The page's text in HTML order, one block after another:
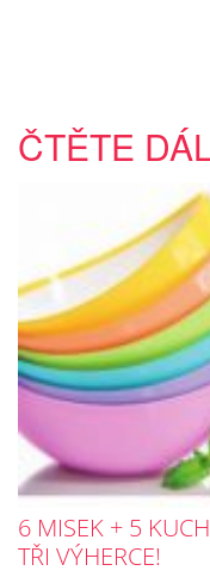
ČTĚTE
6 MISEK + 5
TŘI VÝHERCE!